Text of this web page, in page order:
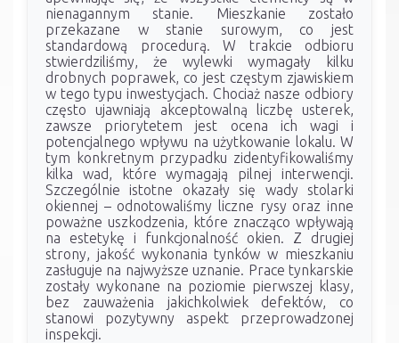
nienagannym stanie. Mieszkanie zostało
przekazane w stanie surowym, co jest
standardową procedurą. W trakcie odbioru
stwierdziliśmy, że wylewki wymagały kilku
drobnych poprawek, co jest częstym zjawiskiem
w tego typu inwestycjach. Chociaż nasze odbiory
często ujawniają akceptowalną liczbę usterek,
zawsze priorytetem jest ocena ich wagi i
potencjalnego wpływu na użytkowanie lokalu. W
tym konkretnym przypadku zidentyfikowaliśmy
kilka wad, które wymagają pilnej interwencji.
Szczególnie istotne okazały się wady stolarki
okiennej – odnotowaliśmy liczne rysy oraz inne
poważne uszkodzenia, które znacząco wpływają
na estetykę i funkcjonalność okien. Z drugiej
strony, jakość wykonania tynków w mieszkaniu
zasługuje na najwyższe uznanie. Prace tynkarskie
zostały wykonane na poziomie pierwszej klasy,
bez zauważenia jakichkolwiek defektów, co
stanowi pozytywny aspekt przeprowadzonej
inspekcji.